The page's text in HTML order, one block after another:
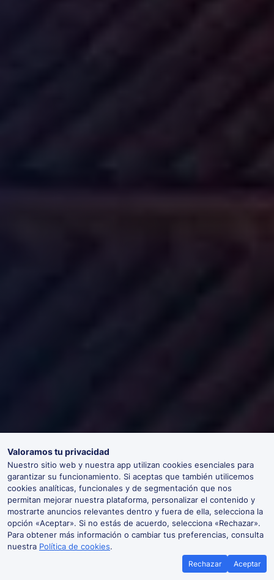
Valoramos tu privacidad
Nuestro sitio web y nuestra app utilizan cookies esenciales para
garantizar su funcionamiento. Si aceptas que también utilicemos
cookies analíticas, funcionales y de segmentación que nos
permitan mejorar nuestra plataforma, personalizar el contenido y
mostrarte anuncios relevantes dentro y fuera de ella, selecciona la
opción «Aceptar». Si no estás de acuerdo, selecciona «Rechazar».
Para obtener más información o cambiar tus preferencias, consulta
nuestra Política de cookies.
Rechazar Aceptar